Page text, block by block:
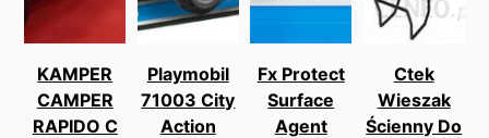
KAMPER
CAMPER
RAPIDO C
Playmobil
71003 City
Action
Fx Protect
Surface
Agent
Ctek
Wieszak
Ścienny Do